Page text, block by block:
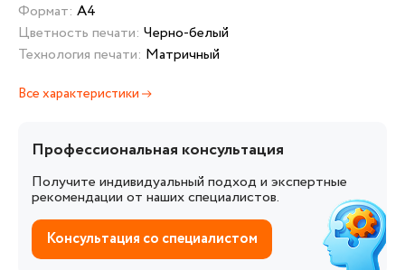
Формат: А4
Цветность печати: Черно-белый
Технология печати: Матричный
Все характеристики
Профессиональная консультация
Получите индивидуальный подход и экспертные
рекомендации от наших специалистов.
Консультация со специалистом